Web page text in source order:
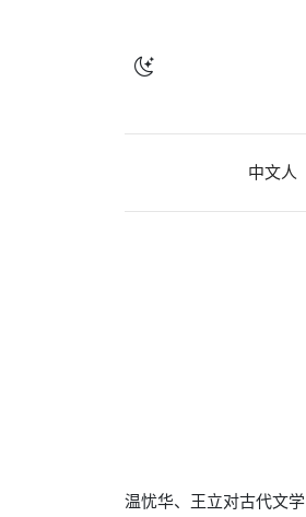
中文人
温忧华、王立对古代文学